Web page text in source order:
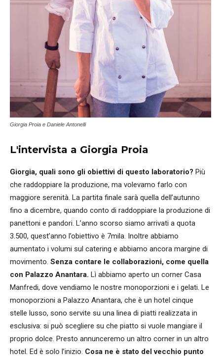
Giorgia Proia e Daniele Antonelli
L'intervista a Giorgia Proia
Giorgia, quali sono gli obiettivi di questo laboratorio? Più
che raddoppiare la produzione, ma volevamo farlo con
maggiore serenità. La partita finale sarà quella dell’autunno
fino a dicembre, quando conto di raddoppiare la produzione di
panettoni e pandori. L’anno scorso siamo arrivati a quota
3.500, quest’anno l’obiettivo è 7mila. Inoltre abbiamo
aumentato i volumi sul catering e abbiamo ancora margine di
movimento. Senza contare le collaborazioni, come quella
con Palazzo Anantara. Lì abbiamo aperto un corner Casa
Manfredi, dove vendiamo le nostre monoporzioni e i gelati. Le
monoporzioni a Palazzo Anantara, che è un hotel cinque
stelle lusso, sono servite su una linea di piatti realizzata in
esclusiva: si può scegliere su che piatto si vuole mangiare il
proprio dolce. Presto annunceremo un altro corner in un altro
hotel. Ed è solo l’inizio. Cosa ne è stato del vecchio punto